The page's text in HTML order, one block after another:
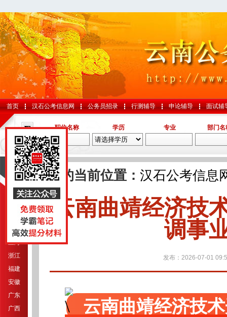
首页 汉石公考信息网 公务员招录 行测辅导 申论辅导 面试辅
职位名称 学历 专业 部门名
导航
江苏
上海
浙江
福建
安徽
广东
广西
您的当前位置： 汉石公考信息
云南曲靖经济技
调事
发布：2026-07-01
云南曲靖经济技